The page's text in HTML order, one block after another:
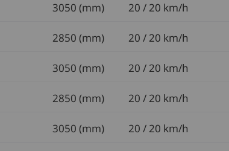
3050 (mm) 20 / 20 km/h
2850 (mm) 20 / 20 km/h
3050 (mm) 20 / 20 km/h
2850 (mm) 20 / 20 km/h
3050 (mm) 20 / 20 km/h